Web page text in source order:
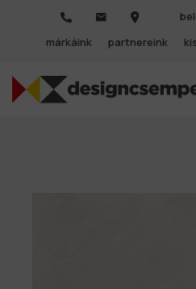
márkáink
partnereink